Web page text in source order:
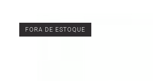
FORA DE ESTOQUE